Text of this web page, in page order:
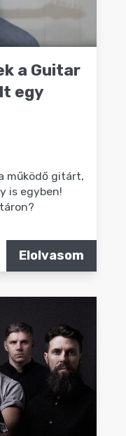
a Guitar
egy
működő gitárt,
is egyben!
Elolvasom